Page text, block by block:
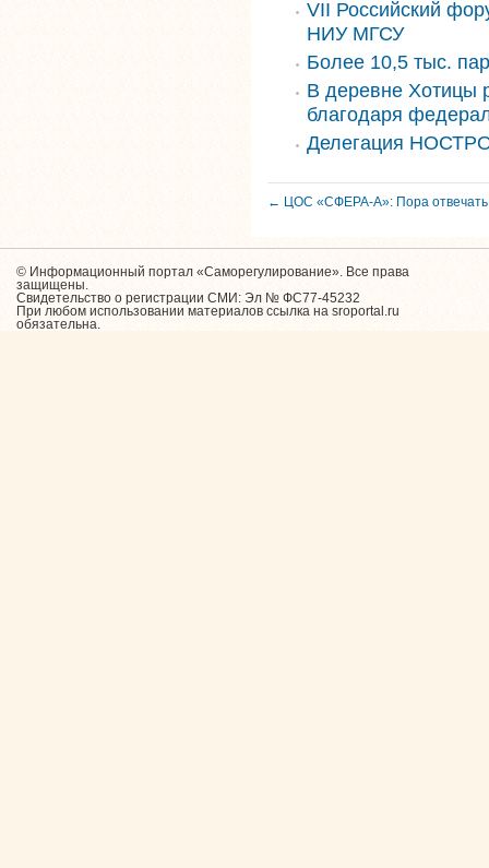
VII Российский
НИУ МГСУ
Более 10,5 тыс.
В деревне Хотицы
благодаря
Делегация
← ЦОС «СФЕРА-А»: Пора отвечать
© Информационный портал «Саморегулирование». Все права
защищены.
Свидетельство о регистрации СМИ: Эл № ФС77-45232
При любом использовании материалов ссылка на sroportal.ru
обязательна.